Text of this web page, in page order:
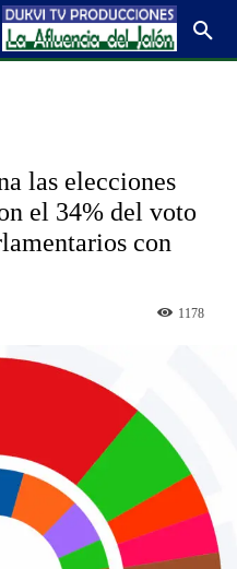
las elecciones
el 34% del voto
con
1178